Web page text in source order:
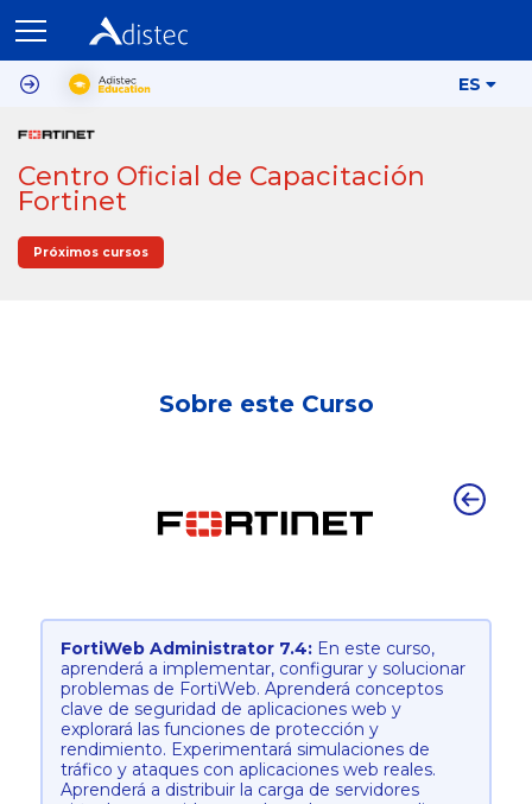
ES
Centro Oficial de Capacitación
Fortinet
Próximos cursos
Sobre este Curso
FortiWeb Administrator 7.4: En este curso,
aprenderá a implementar, configurar y solucionar
problemas de FortiWeb. Aprenderá conceptos
clave de seguridad de aplicaciones web y
explorará las funciones de protección y
rendimiento. Experimentará simulaciones de
tráfico y ataques con aplicaciones web reales.
Aprenderá a distribuir la carga de servidores